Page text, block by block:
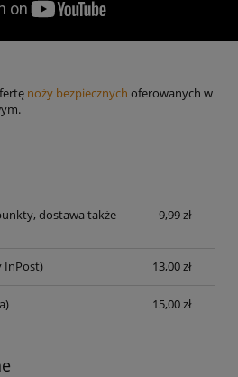
noży bezpiecznych oferowanych w
kosztów płatności
dostawa także
9,99 zł
InPost) 13,00 zł
15,00 zł